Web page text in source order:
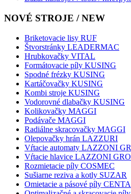
NOVÉ STROJE / NEW
Briketovacie lisy RUF
Štvorstránky LEADERMAC
Hrubkovačky VITAL
Formátovacie píly KUSING
Spodné frézky KUSING
Kartáčovačky KUSING
Kombi stroje KUSING
Vodorovné dlabačky KUSING
Kolikovačky MAGGI
Podávače MAGGI
Radiálne skracovačky MAGGI
Olepovačky hrán LAZZURI
Vŕtacie automaty LAZZONI
Vŕtacie hlavice LAZZONI
Rozmietacie píly COSMEC
Sušiarne reziva a kotly SUZAR
Omietacie a pásové píly